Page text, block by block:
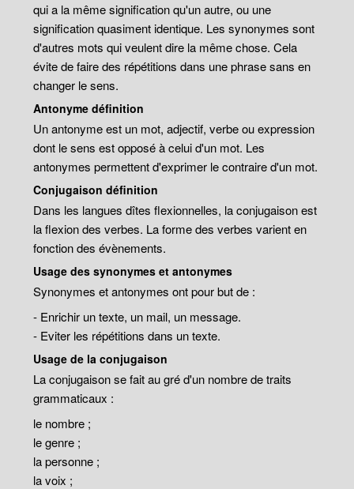
qui a la même signification qu'un autre, ou une
signification quasiment identique. Les synonymes sont
d'autres mots qui veulent dire la même chose. Cela
évite de faire des répétitions dans une phrase sans en
changer le sens.
Antonyme définition
Un antonyme est un mot, adjectif, verbe ou expression
dont le sens est opposé à celui d'un mot. Les
antonymes permettent d'exprimer le contraire d'un mot.
Conjugaison définition
Dans les langues dîtes flexionnelles, la conjugaison est
la flexion des verbes. La forme des verbes varient en
fonction des évènements.
Usage des synonymes et antonymes
Synonymes et antonymes ont pour but de :
- Enrichir un texte, un mail, un message.
- Eviter les répétitions dans un texte.
Usage de la conjugaison
La conjugaison se fait au gré d'un nombre de traits
grammaticaux :
le nombre ;
le genre ;
la personne ;
la voix ;